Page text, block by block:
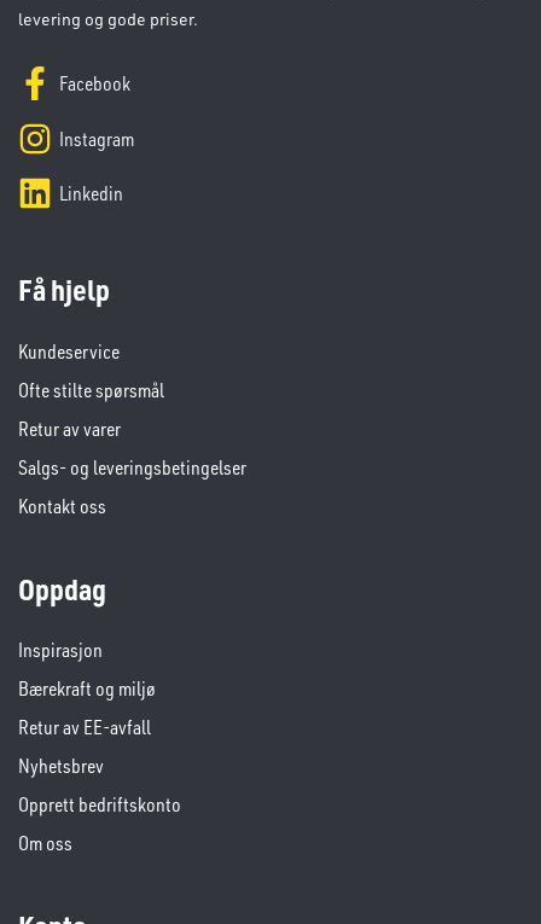
levering og gode priser.
Facebook
Instagram
Linkedin
Få hjelp
Kundeservice
Ofte stilte spørsmål
Retur av varer
Salgs- og leveringsbetingelser
Kontakt oss
Oppdag
Inspirasjon
Bærekraft og miljø
Retur av EE-avfall
Nyhetsbrev
Opprett bedriftskonto
Om oss